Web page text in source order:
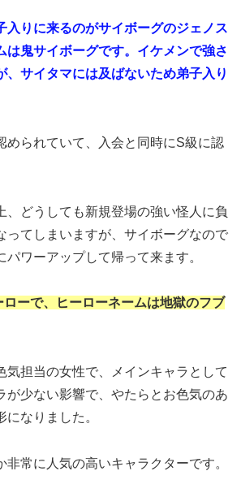
入りに来るのがサイボーグのジェノス
は鬼サイボーグです。イケメンで強さ
、サイタマには及ばないため弟子入り
められていて、入会と同時にS級に認
、どうしても新規登場の強い怪人に負
ってしまいますが、サイボーグなので
パワーアップして帰って来ます。
ーで、ヒーローネームは地獄のフブ
気担当の女性で、メインキャラとして
が少ない影響で、やたらとお色気のあ
になりました。
非常に人気の高いキャラクターです。